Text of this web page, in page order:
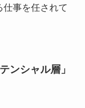
事を任されて
ンシャル層」